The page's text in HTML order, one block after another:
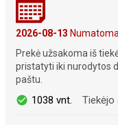
2026-08-13
Prekė užsakoma iš
pristatyti iki nurodytos
paštu.
1038 vnt. Tiekėjo